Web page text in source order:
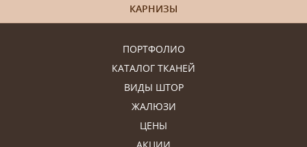
ПОРТФОЛИО
КАТАЛОГ ТКАНЕЙ
ВИДЫ ШТОР
ЖАЛЮЗИ
ЦЕНЫ
КАРНИЗЫ